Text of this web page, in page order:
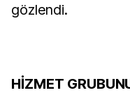
gözlendi.
HİZMET